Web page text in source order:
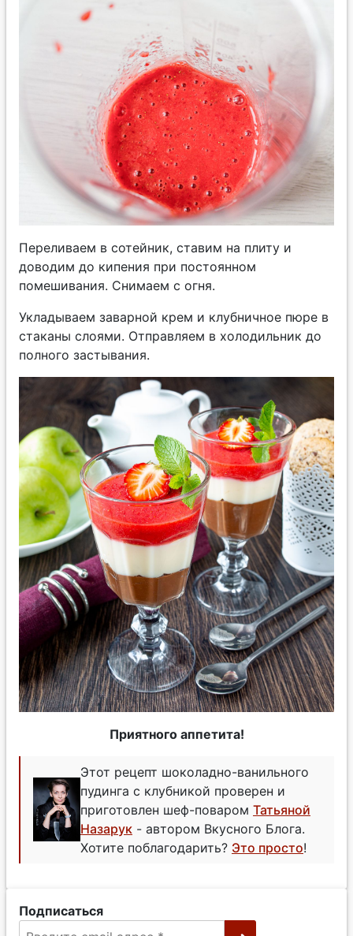
Переливаем в сотейник, ставим на плиту и
доводим до кипения при постоянном
помешивания. Снимаем с огня.
Укладываем заварной крем и клубничное пюре в
стаканы слоями. Отправляем в холодильник до
полного застывания.
Приятного аппетита!
Этот рецепт шоколадно-ванильного
пудинга с клубникой проверен и
приготовлен шеф-поваром Татьяной
Назарук - автором Вкусного Блога.
Хотите поблагодарить? Это просто!
Подписаться